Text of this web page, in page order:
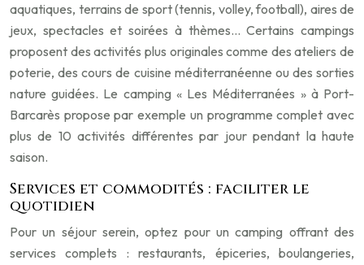
aquatiques, terrains de sport (tennis, volley, football), aires de
jeux, spectacles et soirées à thèmes… Certains campings
proposent des activités plus originales comme des ateliers de
poterie, des cours de cuisine méditerranéenne ou des sorties
nature guidées. Le camping « Les Méditerranées » à Port-
Barcarès propose par exemple un programme complet avec
plus de 10 activités différentes par jour pendant la haute
saison.
Services et commodités : faciliter le
quotidien
Pour un séjour serein, optez pour un camping offrant des
services complets : restaurants, épiceries, boulangeries,